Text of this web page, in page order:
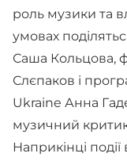
роль музики та
умовах
Саша Кольцова,
Слєпаков і
Ukraine Анна
музичний
Наприкінці